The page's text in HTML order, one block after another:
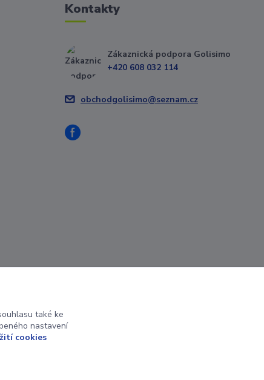
Kontakty
Zákaznická podpora Golisimo
+420 608 032 114
obchodgolisimo@seznam.cz
také ke
nastavení
cookies